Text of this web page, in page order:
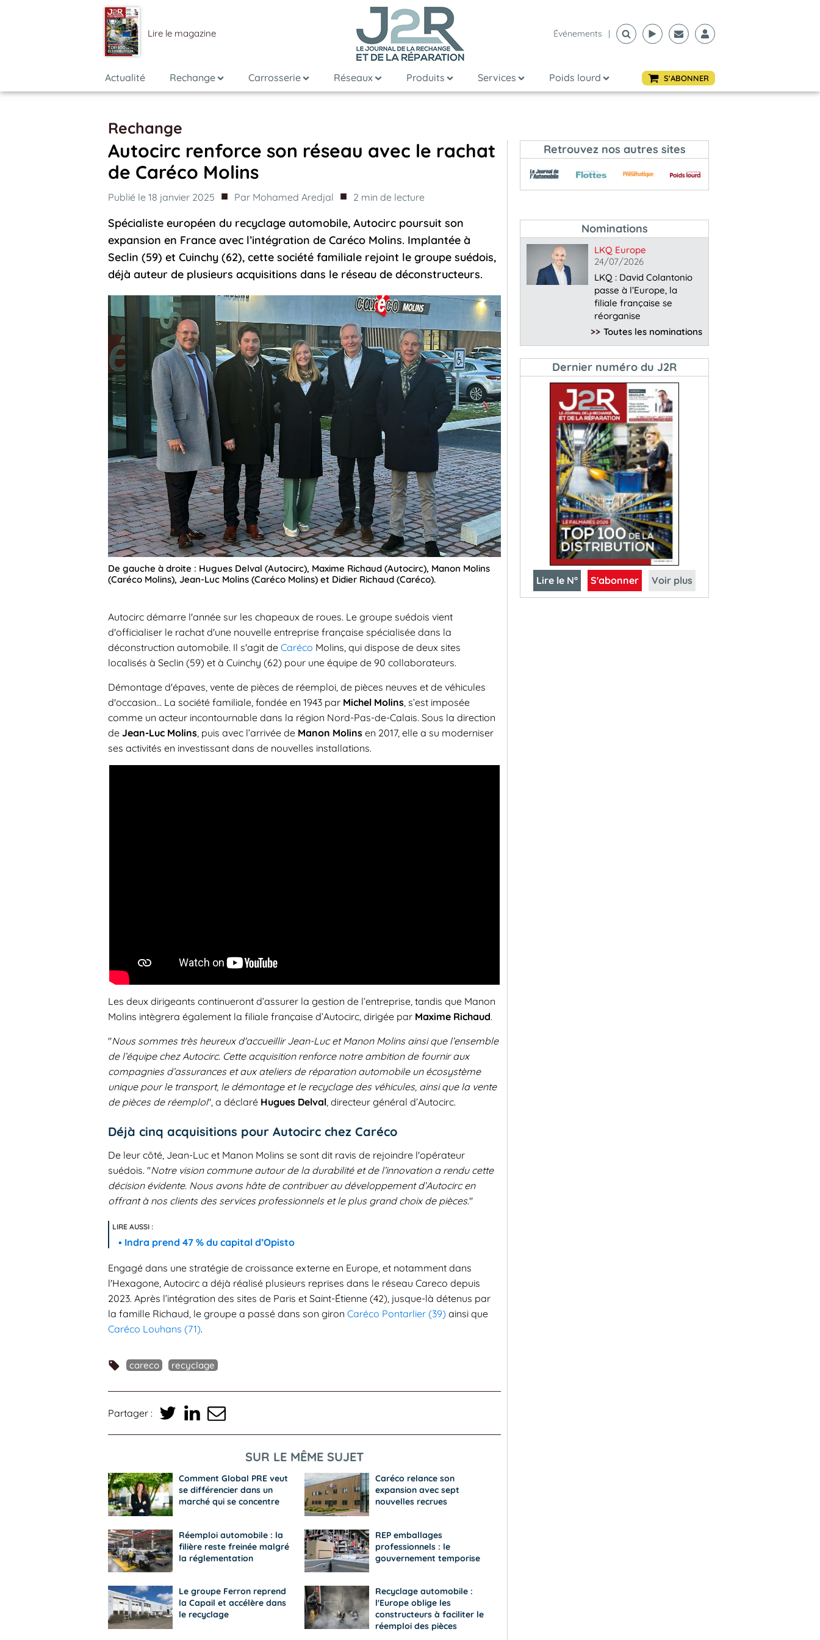
Lire le magazine Événements |
Actualité Rechange Carrosserie Réseaux Produits Services Poids lourd S'ABONNER
Rechange
Autocirc renforce son réseau avec le rachat
de Caréco Molins
Publié le 18 janvier 2025 ■ Par Mohamed Aredjal ■ 2 min de lecture
Spécialiste européen du recyclage automobile, Autocirc poursuit son
expansion en France avec l’intégration de Caréco Molins. Implantée à
Seclin (59) et Cuinchy (62), cette société familiale rejoint le groupe suédois,
déjà auteur de plusieurs acquisitions dans le réseau de déconstructeurs.
De gauche à droite : Hugues Delval (Autocirc), Maxime Richaud (Autocirc), Manon Molins
(Caréco Molins), Jean-Luc Molins (Caréco Molins) et Didier Richaud (Caréco).
Autocirc démarre l'année sur les chapeaux de roues. Le groupe suédois vient
d'officialiser le rachat d'une nouvelle entreprise française spécialisée dans la
déconstruction automobile. Il s'agit de Caréco Molins, qui dispose de deux sites
localisés à Seclin (59) et à Cuinchy (62) pour une équipe de 90 collaborateurs.
Démontage d'épaves, vente de pièces de réemploi, de pièces neuves et de véhicules
d'occasion... La société familiale, fondée en 1943 par Michel Molins, s’est imposée
comme un acteur incontournable dans la région Nord-Pas-de-Calais. Sous la direction
de Jean-Luc Molins, puis avec l’arrivée de Manon Molins en 2017, elle a su moderniser
ses activités en investissant dans de nouvelles installations.
Les deux dirigeants continueront d’assurer la gestion de l’entreprise, tandis que Manon
Molins intègrera également la filiale française d’Autocirc, dirigée par Maxime Richaud.
"Nous sommes très heureux d'accueillir Jean-Luc et Manon Molins ainsi que l’ensemble
de l’équipe chez Autocirc. Cette acquisition renforce notre ambition de fournir aux
compagnies d’assurances et aux ateliers de réparation automobile un écosystème
unique pour le transport, le démontage et le recyclage des véhicules, ainsi que la vente
de pièces de réemploi", a déclaré Hugues Delval, directeur général d’Autocirc.
Déjà cinq acquisitions pour Autocirc chez Caréco
De leur côté, Jean-Luc et Manon Molins se sont dit ravis de rejoindre l'opérateur
suédois. "Notre vision commune autour de la durabilité et de l’innovation a rendu cette
décision évidente. Nous avons hâte de contribuer au développement d’Autocirc en
offrant à nos clients des services professionnels et le plus grand choix de pièces."
Indra prend 47 % du capital d’Opisto
Engagé dans une stratégie de croissance externe en Europe, et notamment dans
l'Hexagone, Autocirc a déjà réalisé plusieurs reprises dans le réseau Careco depuis
2023. Après l’intégration des sites de Paris et Saint-Étienne (42), jusque-là détenus par
la famille Richaud, le groupe a passé dans son giron Caréco Pontarlier (39) ainsi que
Caréco Louhans (71).
careco recyclage
Partager :
SUR LE MÊME SUJET
Comment Global PRE veut
se différencier dans un
marché qui se concentre
Caréco relance son
expansion avec sept
nouvelles recrues
Réemploi automobile : la
filière reste freinée malgré
la réglementation
REP emballages
professionnels : le
gouvernement temporise
Le groupe Ferron reprend
la Capail et accélère dans
le recyclage
Recyclage automobile :
l'Europe oblige les
constructeurs à faciliter le
réemploi des pièces
Retrouvez nos autres sites
Nominations
LKQ Europe
24/07/2026
LKQ : David Colantonio
passe à l’Europe, la
filiale française se
réorganise
>> Toutes les nominations
Dernier numéro du J2R
Lire le N° S'abonner Voir plus